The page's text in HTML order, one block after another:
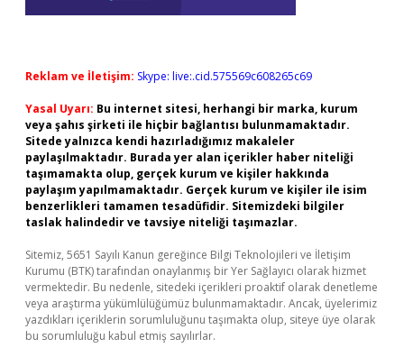
Reklam ve İletişim: Skype: live:.cid.575569c608265c69
Yasal Uyarı: Bu internet sitesi, herhangi bir marka, kurum
veya şahıs şirketi ile hiçbir bağlantısı bulunmamaktadır.
Sitede yalnızca kendi hazırladığımız makaleler
paylaşılmaktadır. Burada yer alan içerikler haber niteliği
taşımamakta olup, gerçek kurum ve kişiler hakkında
paylaşım yapılmamaktadır. Gerçek kurum ve kişiler ile isim
benzerlikleri tamamen tesadüfidir. Sitemizdeki bilgiler
taslak halindedir ve tavsiye niteliği taşımazlar.
Sitemiz, 5651 Sayılı Kanun gereğince Bilgi Teknolojileri ve İletişim
Kurumu (BTK) tarafından onaylanmış bir Yer Sağlayıcı olarak hizmet
vermektedir. Bu nedenle, sitedeki içerikleri proaktif olarak denetleme
veya araştırma yükümlülüğümüz bulunmamaktadır. Ancak, üyelerimiz
yazdıkları içeriklerin sorumluluğunu taşımakta olup, siteye üye olarak
bu sorumluluğu kabul etmiş sayılırlar.